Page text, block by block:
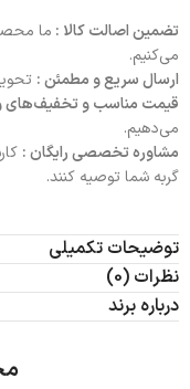
تضمین اصالت کالا : ما
می‌کنیم.
ارسال سریع و مطمئن :
قیمت مناسب و تخفیف‌های
می‌دهیم.
مشاوره تخصصی رایگان :
گربه شما توصیه کنند.
توضیحات تکمیلی
نظرات (0)
درباره برند